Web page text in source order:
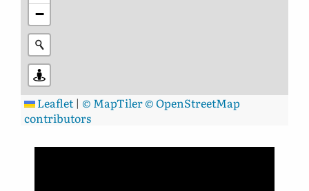
−
Leaflet | © MapTiler© OpenStreetMap
contributors